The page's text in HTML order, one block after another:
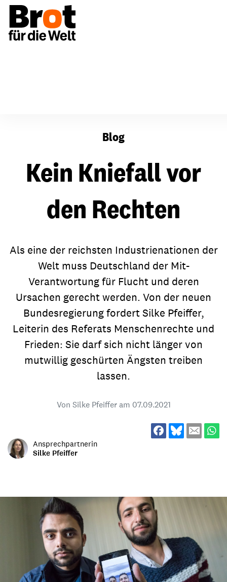
Blog
Kein Kniefall vor
den Rechten
Als eine der reichsten Industrienationen der
Welt muss Deutschland der Mit-
Verantwortung für Flucht und deren
Ursachen gerecht werden. Von der neuen
Bundesregierung fordert Silke Pfeiffer,
Leiterin des Referats Menschenrechte und
Frieden: Sie darf sich nicht länger von
mutwillig geschürten Ängsten treiben
lassen.
Von Silke Pfeiffer am 07.09.2021
Ansprechpartnerin
Silke Pfeiffer